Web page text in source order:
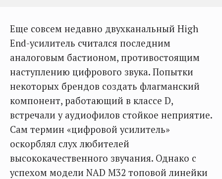
Еще совсем недавно двухканальный High
End-усилитель считался последним
аналоговым бастионом, противостоящим
наступлению цифрового звука. Попытки
некоторых брендов создать флагманский
компонент, работающий в классе D,
встречали у аудиофилов стойкое неприятие.
Сам термин «цифровой усилитель»
оскорблял слух любителей
высококачественного звучания. Однако с
успехом модели NAD М32 топовой линейки